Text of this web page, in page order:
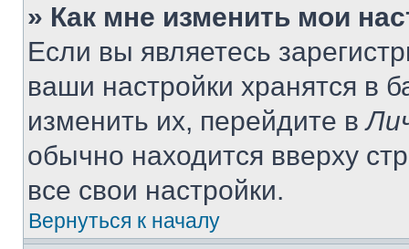
» Как мне изменить мои
Если вы являетесь
ваши настройки хранятся в
изменить их, перейдите в
обычно находится вверху
все свои настройки.
Вернуться к началу